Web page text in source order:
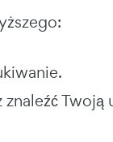
Twoją